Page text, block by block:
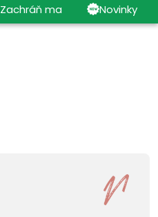
Zachráň ma Novinky